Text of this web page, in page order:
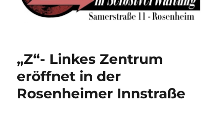
„Z“- Linkes Zentrum
eröffnet in der
Rosenheimer Innstraße